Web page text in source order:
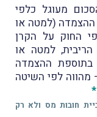
מעוגל כלפי
ההצמדה (למטה או
החוק על הקרן
למטה או
ההצמדה
מהווה לפי השיטה
*
חובות מס ולא רק